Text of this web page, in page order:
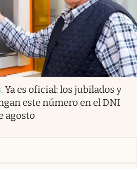
. Ya es oficial: los jubilados y
este número en el DNI
agosto